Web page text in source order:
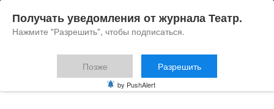
поэтический спектакль
Получать уведомления от журнала Театр.
Нажмите "Разрешить", чтобы подписаться.
Позже Разрешить
by PushAlert